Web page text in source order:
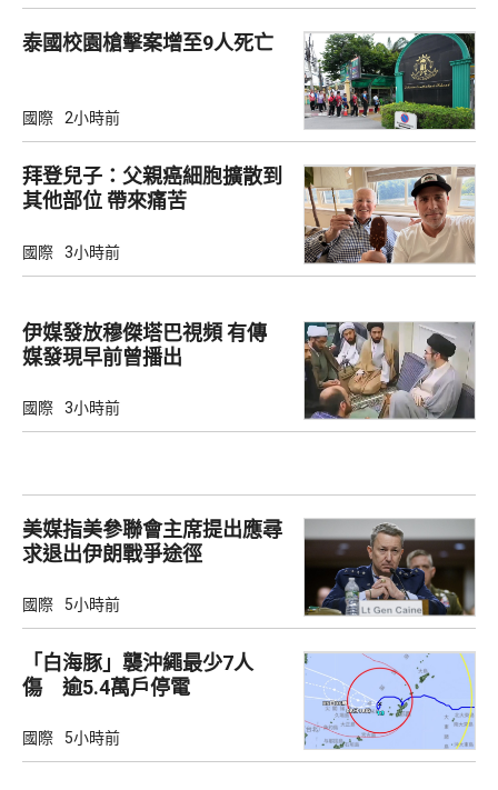
泰國校園槍擊案增至9人死亡
國際 2小時前
拜登兒子：父親癌細胞擴散到
其他部位 帶來痛苦
國際 3小時前
伊媒發放穆傑塔巴視頻 有傳
媒發現早前曾播出
國際 3小時前
美媒指美參聯會主席提出應尋
求退出伊朗戰爭途徑
國際 5小時前
「白海豚」襲沖繩最少7人
傷 逾5.4萬戶停電
國際 5小時前